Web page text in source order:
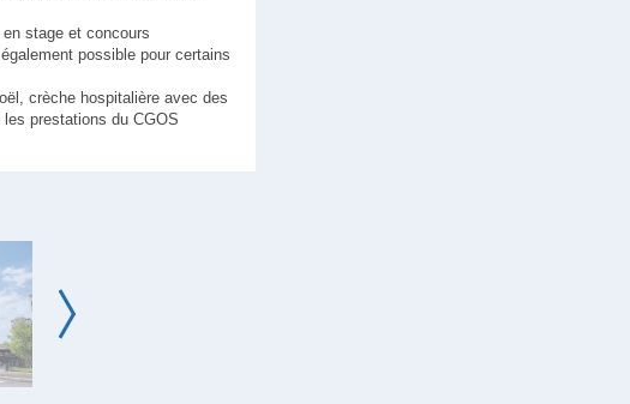
stage et concours
possible pour certains
crèche hospitalière avec des
prestations du CGOS